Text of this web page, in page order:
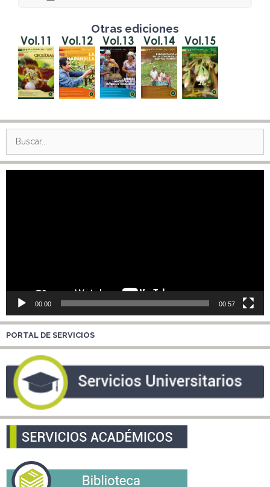
Otras ediciones
00:00 00:57
PORTAL DE SERVICIOS